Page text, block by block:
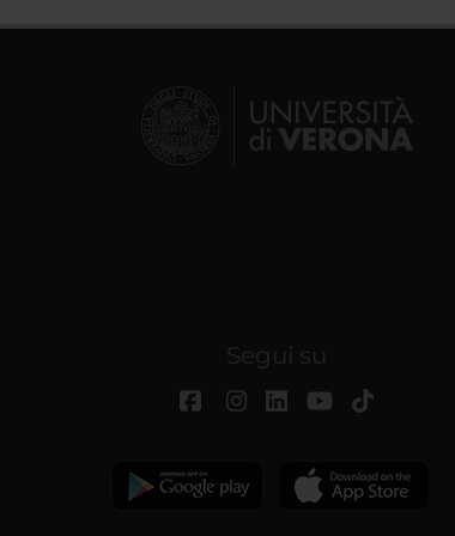
Segui su